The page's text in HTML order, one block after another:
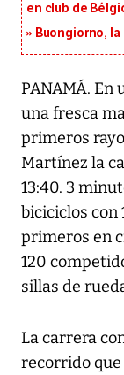
en club de
Buongiorno,
PANAMÁ. En
una fresca
primeros
Martínez la
13:40. 3
biciciclos con
primeros en
120
sillas de
La carrera
recorrido que